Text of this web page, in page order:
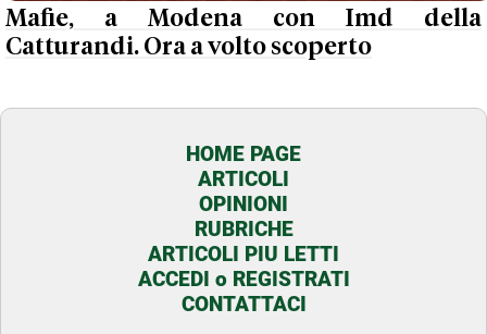
Mafie, a Modena con Imd della
Catturandi. Ora a volto scoperto
HOME PAGE
ARTICOLI
OPINIONI
RUBRICHE
ARTICOLI PIU LETTI
ACCEDI o REGISTRATI
CONTATTACI